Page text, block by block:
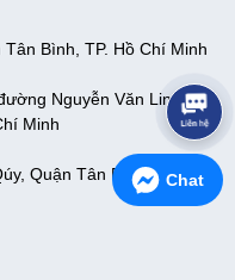
Bình, TP. Hồ Chí Minh
Nguyễn Văn Linh,
Minh
Quận Tân Phú, TP. Hồ
Chat